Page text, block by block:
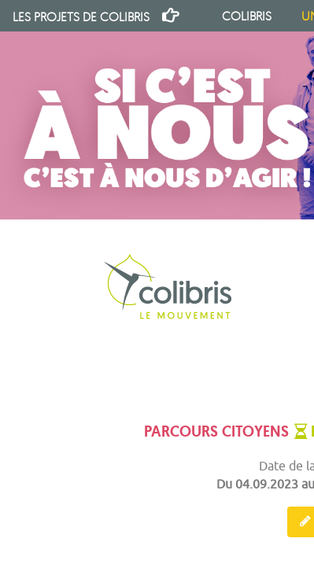
LES PROJETS DE COLIBRIS COLIBRIS
PARCOURS CITOYENS
Date de
Du 04.09.2023au